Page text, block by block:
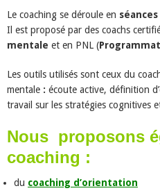
Le coaching se déroule en
Il est proposé par des coachs
mentale et en PNL (
Les outils utilisés sont ceux du
mentale : écoute active, définition
travail sur les stratégies cognitives
Nous proposons
coaching :
du coaching d’orientation